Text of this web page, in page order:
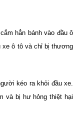
hẳn bánh vào đầu ô
xe ô tô và chỉ bị thương
kéo ra khỏi đầu xe.
và bị hư hỏng thiệt hại